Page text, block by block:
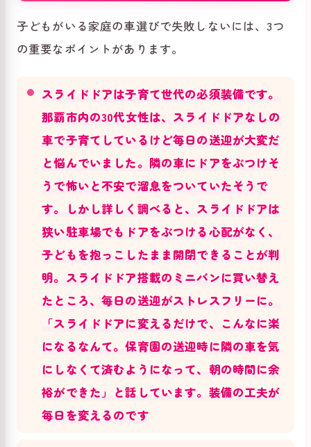
子どもがいる家庭の車選びで失敗しないには、3つ
の重要なポイントがあります。
スライドドアは子育て世代の必須装備です。
那覇市内の30代女性は、スライドドアなしの
車で子育てしているけど毎日の送迎が大変だ
と悩んでいました。隣の車にドアをぶつけそ
うで怖いと不安で溜息をついていたそうで
す。しかし詳しく調べると、スライドドアは
狭い駐車場でもドアをぶつける心配がなく、
子どもを抱っこしたまま開閉できることが判
明。スライドドア搭載のミニバンに買い替え
たところ、毎日の送迎がストレスフリーに。
「スライドドアに変えるだけで、こんなに楽
になるなんて。保育園の送迎時に隣の車を気
にしなくて済むようになって、朝の時間に余
裕ができた」と話しています。装備の工夫が
毎日を変えるのです